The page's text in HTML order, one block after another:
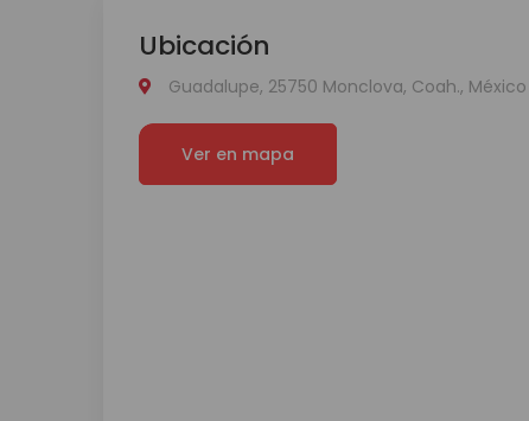
Ubicación
Guadalupe, 25750 Monclova, Coah., México
Ver en mapa